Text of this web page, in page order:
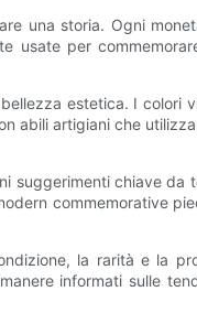
una storia. Ogni
per
estetica. I
artigiani che
suggerimenti chiave
commemorative
la rarità e la
informati sulle